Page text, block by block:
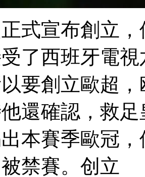
式宣布創立
了西班牙電視
要創立歐超
他還確認，救
本賽季歐冠
賽。创立